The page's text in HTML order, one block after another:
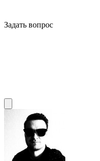
Задать вопрос